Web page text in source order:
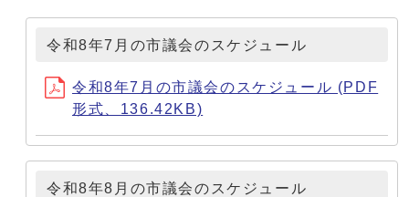
令和8年7月の市議会のスケジュール
令和8年7月の市議会のスケジュール (PDF
形式、136.42KB)
令和8年8月の市議会のスケジュール